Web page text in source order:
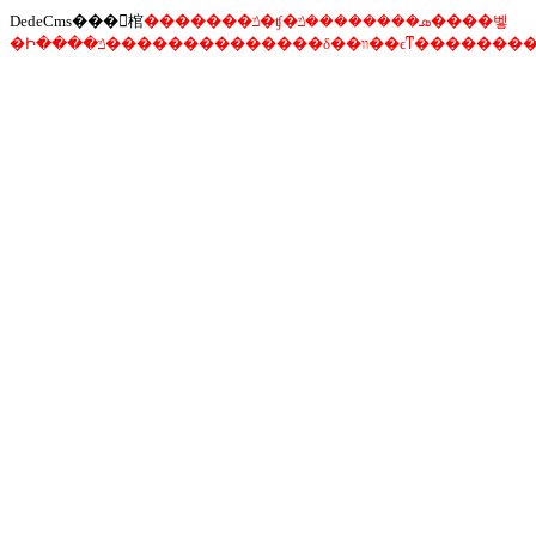
DedeCms���󾯸棺�������ݿ�ʧ�ܣ��������ݿ����벻